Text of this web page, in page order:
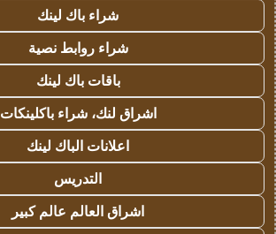
شراء باك لينك
شراء روابط نصية
باقات باك لينك
اشراق لنك، شراء باكلينكات
اعلانات الباك لينك
التدريس
اشراق العالم عالم كبير